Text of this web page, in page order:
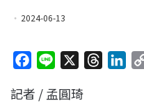
2024-06-13
c
n
記者 / 孟圓琦